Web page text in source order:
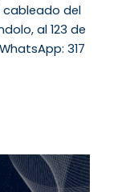
cableado del
al 123 de
317